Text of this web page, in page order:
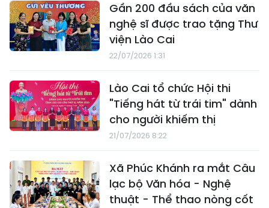
Gần 200 đầu sách của văn
nghệ sĩ được trao tặng Thư
viện Lào Cai
22/07/2026 1:31
Lào Cai tổ chức Hội thi
"Tiếng hát từ trái tim" dành
cho người khiếm thị
21/07/2026 8:22
Xã Phúc Khánh ra mắt Câu
lạc bộ Văn hóa - Nghệ
thuật - Thể thao nòng cốt